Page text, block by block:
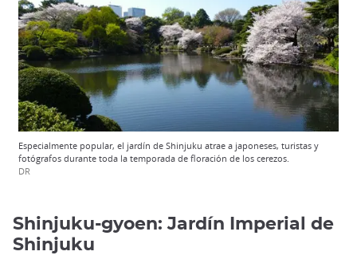
Especialmente popular, el jardín de Shinjuku atrae a japoneses, turistas y
fotógrafos durante toda la temporada de floración de los cerezos.
DR
Shinjuku-gyoen: Jardín Imperial de
Shinjuku